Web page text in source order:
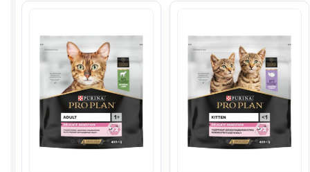
ИНДЕЙКА)
3кг
1,5кг